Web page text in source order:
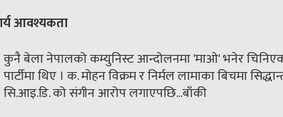
आवश्यकता
कुनै बेला नेपालको कम्युनिस्ट आन्दोलनमा 'माओ' भनेर
पार्टीमा थिए । क. मोहन विक्रम र निर्मल लामाका बिचमा
सि.आइ.डि. को संगीन आरोप लगाएपछि...बाँकी